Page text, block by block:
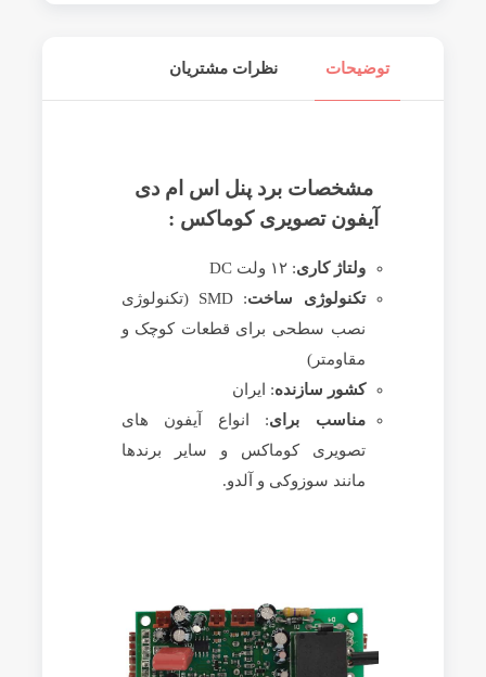
توضیحات نظرات مشتریان
مشخصات برد پنل اس ام دی
آیفون تصویری کوماکس :
ولتاژ کاری: ۱۲ ولت DC
تکنولوژی ساخت
: SMD (تکنولوژی
نصب سطحی برای قطعات کوچک و
مقاومتر)
کشور سازنده: ایران
مناسب برای: انواع آیفون های
تصویری کوماکس و سایر برندها
مانند سوزوکی و آلدو.